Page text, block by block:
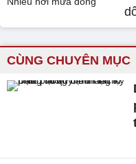
CÙNG CHUYÊN MỤC